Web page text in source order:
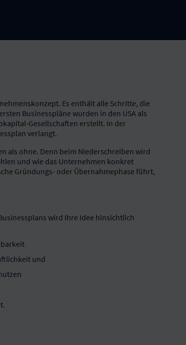
Es enthält alle Schritte, die
Businesspläne wurden in den USA als
Gesellschaften erstellt. In der
verlangt.
als ohne. Denn beim Niederschreiben wird
und wie das Unternehmen konkret
Gründungs- oder Übernahmephase führt,
wird Ihre Idee hinsichtlich
und